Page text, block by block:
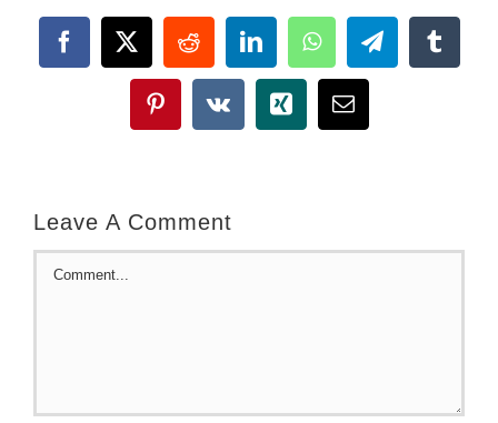
Facebook
X RedditLinkedInWhatsAppTelegramTumblr
Pinterest
Vk Xing Email
Leave A Comment
Comment